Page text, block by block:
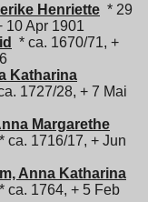
Henriette * 29
10 Apr 1901
* ca. 1670/71, +
Katharina
1727/28, + 7 Mai
Margarethe
* ca. 1716/17, + Jun
Anna Katharina
* ca. 1764, + 5 Feb